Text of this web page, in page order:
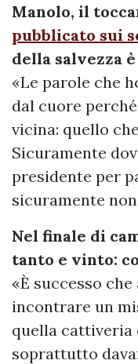
Manolo, il
pubblicato sui
della salvezza
«Le parole che
dal cuore
vicina: quello
Sicuramente
presidente per
sicuramente
Nel finale di
tanto e vinto:
«È successo
incontrare un
quella cattiveria
soprattutto